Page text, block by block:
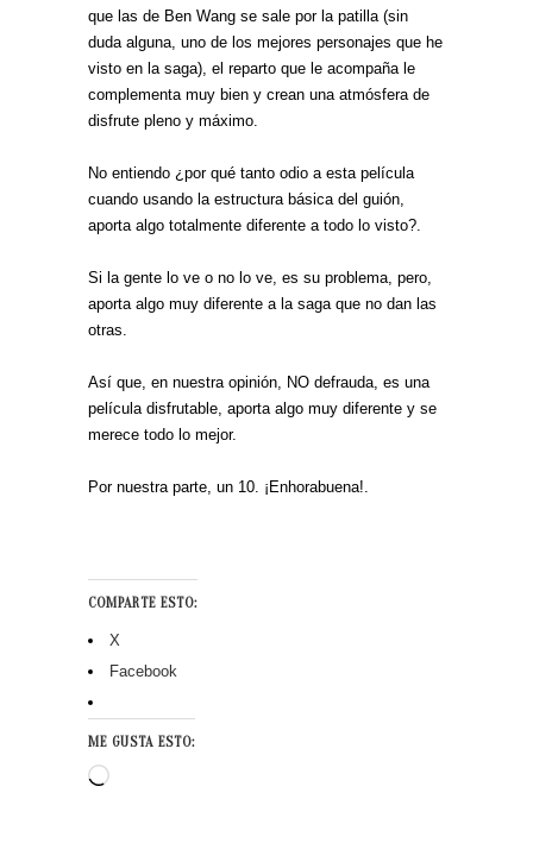
que las de Ben Wang se sale por la patilla (sin
duda alguna, uno de los mejores personajes que he
visto en la saga), el reparto que le acompaña le
complementa muy bien y crean una atmósfera de
disfrute pleno y máximo.
No entiendo ¿por qué tanto odio a esta película
cuando usando la estructura básica del guión,
aporta algo totalmente diferente a todo lo visto?.
Si la gente lo ve o no lo ve, es su problema, pero,
aporta algo muy diferente a la saga que no dan las
otras.
Así que, en nuestra opinión, NO defrauda, es una
película disfrutable, aporta algo muy diferente y se
merece todo lo mejor.
Por nuestra parte, un 10. ¡Enhorabuena!.
COMPARTE ESTO:
X
Facebook
ME GUSTA ESTO:
Cargando...